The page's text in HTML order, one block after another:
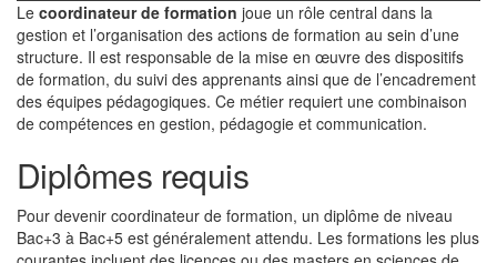
Le coordinateur de formation joue un rôle central dans la
gestion et l’organisation des actions de formation au sein d’une
structure. Il est responsable de la mise en œuvre des dispositifs
de formation, du suivi des apprenants ainsi que de l’encadrement
des équipes pédagogiques. Ce métier requiert une combinaison
de compétences en gestion, pédagogie et communication.
Diplômes requis
Pour devenir coordinateur de formation, un diplôme de niveau
Bac+3 à Bac+5 est généralement attendu. Les formations les plus